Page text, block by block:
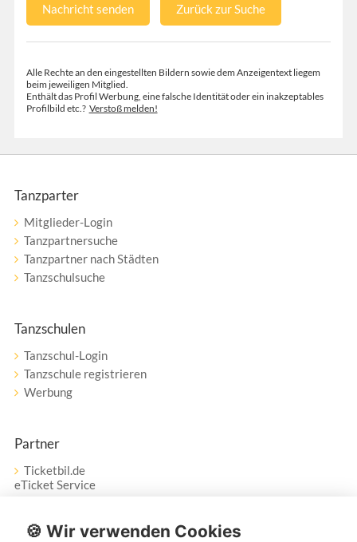
Nachricht senden Zurück zur Suche
Alle Rechte an den eingestellten Bildern sowie dem Anzeigentext liegem
beim jeweiligen Mitglied.
Enthält das Profil Werbung, eine falsche Identität oder ein inakzeptables
Profilbild etc.? Verstoß melden!
Tanzparter
Mitglieder-Login
Tanzpartnersuche
Tanzpartner nach Städten
Tanzschulsuche
Tanzschulen
Tanzschul-Login
Tanzschule registrieren
Werbung
Partner
Ticketbil.de
eTicket Service
Vertrag widerrufen
🍪 Wir verwenden Cookies